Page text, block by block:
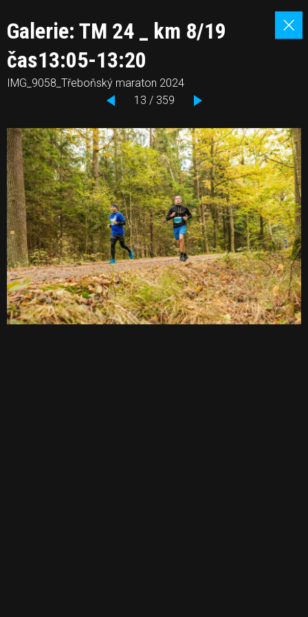
Galerie: TM 24 _ km 8/19
čas13:05-13:20
IMG_9058_Třeboňský maraton 2024
13 / 359